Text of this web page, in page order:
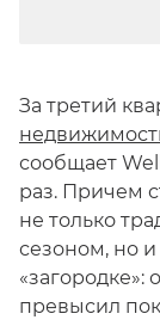
За третий
сообщает
раз. Причем
не только
сезоном, но
«загородке»:
превысил